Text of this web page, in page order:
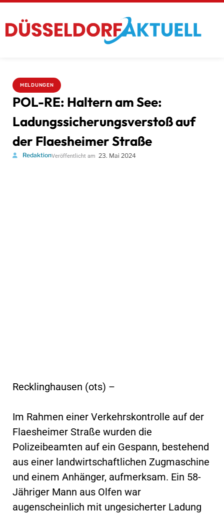
MELDUNGEN
POL-RE: Haltern am See:
Ladungssicherungsverstoß auf
der Flaesheimer Straße
RedaktionVeröffentlicht am 23. Mai 2024
Recklinghausen (ots) –
Im Rahmen einer Verkehrskontrolle auf der
Flaesheimer Straße wurden die
Polizeibeamten auf ein Gespann, bestehend
aus einer landwirtschaftlichen Zugmaschine
und einem Anhänger, aufmerksam. Ein 58-
Jähriger Mann aus Olfen war
augenscheinlich mit ungesicherter Ladung